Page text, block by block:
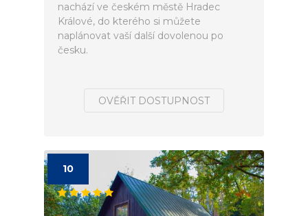
nachází ve českém městě Hradec
Králové, do kterého si můžete
naplánovat vaší další dovolenou po
česku.
OVĚŘIT DOSTUPNOST
10